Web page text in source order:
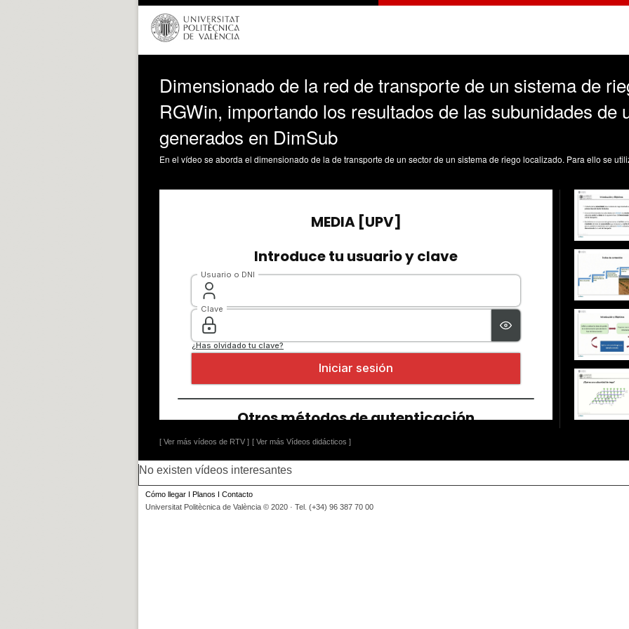
Dimensionado de la red de transporte de un sistema de
RGWin, importando los resultados de las subunidades de
generados en DimSub
[ Ver más vídeos de RTV ] [ Ver más Vídeos didácticos ]
No existen vídeos interesantes
Cómo llegar I Planos I Contacto
Universitat Politècnica de València © 2020 · Tel. (+34) 96 387 70 00